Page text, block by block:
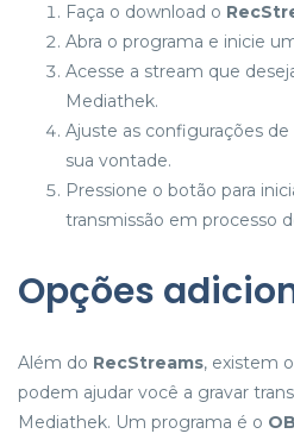
Faça o download o
Abra o programa e inicie
Acesse a stream que
Mediathek.
Ajuste as configurações
sua vontade.
Pressione o botão para
transmissão em processo
Opções
Além do RecStreams, existem
podem ajudar você a gravar
Mediathek. Um programa é o